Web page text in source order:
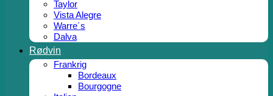
Taylor
Vista Alegre
Warre´s
Dalva
Rødvin
Frankrig
Bordeaux
Bourgogne